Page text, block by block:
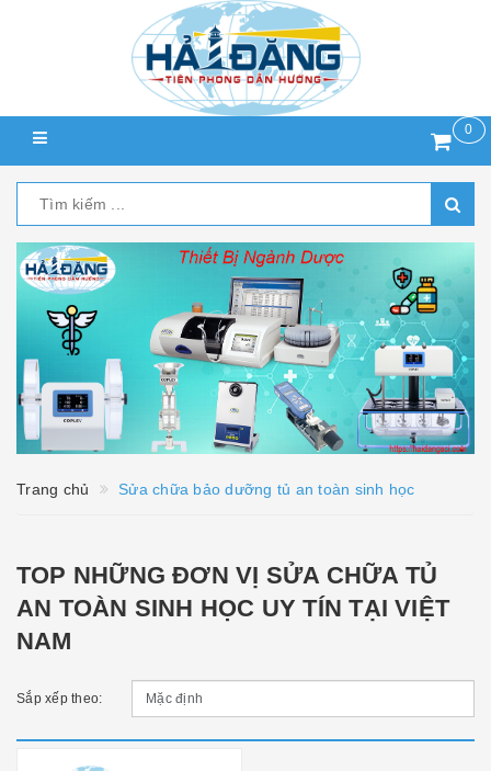
0
Trang chủ Sửa chữa bảo dưỡng tủ an toàn sinh học
TOP NHỮNG ĐƠN VỊ SỬA CHỮA TỦ
AN TOÀN SINH HỌC UY TÍN TẠI VIỆT
NAM
Sắp xếp theo: